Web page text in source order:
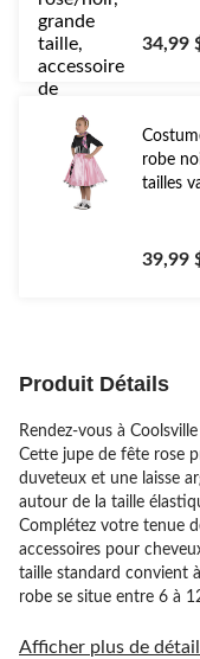
34,99
robe
tailles
39,99
Produit Détails
Rendez-vous à
Cette jupe de fête rose
duveteux et une laisse
autour de la taille
Complétez votre tenue
accessoires pour
taille standard convient
robe se situe entre 6 à
Afficher plus de